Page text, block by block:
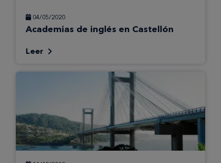
04/05/2020
Academias de inglés en Castellón
Leer